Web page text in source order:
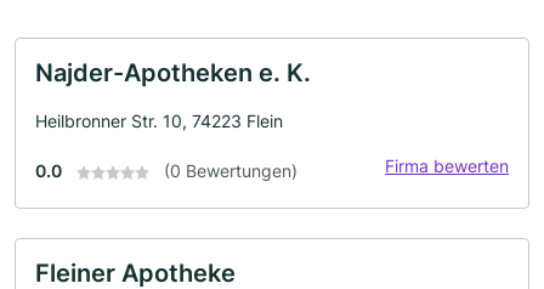
Najder-Apotheken e. K.
Heilbronner Str. 10, 74223 Flein
0.0 (0 Bewertungen) Firma bewerten
Fleiner Apotheke